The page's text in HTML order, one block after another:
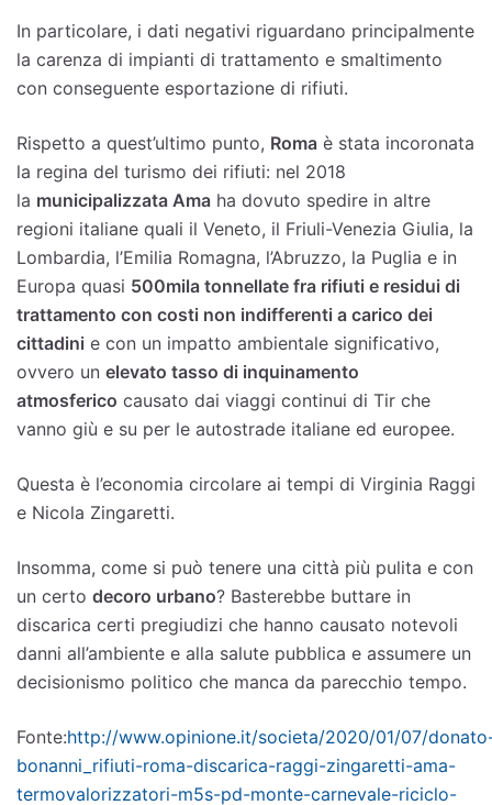
In particolare, i dati negativi riguardano principalmente
la carenza di impianti di trattamento e smaltimento
con conseguente esportazione di rifiuti.
Rispetto a quest’ultimo punto, Roma è stata incoronata
la regina del turismo dei rifiuti: nel 2018
la municipalizzata Ama ha dovuto spedire in altre
regioni italiane quali il Veneto, il Friuli-Venezia Giulia, la
Lombardia, l’Emilia Romagna, l’Abruzzo, la Puglia e in
Europa quasi 500mila tonnellate fra rifiuti e residui di
trattamento con costi non indifferenti a carico dei
cittadini e con un impatto ambientale significativo,
ovvero un elevato tasso di inquinamento
atmosferico causato dai viaggi continui di Tir che
vanno giù e su per le autostrade italiane ed europee.
Questa è l’economia circolare ai tempi di Virginia Raggi
e Nicola Zingaretti.
Insomma, come si può tenere una città più pulita e con
un certo decoro urbano? Basterebbe buttare in
discarica certi pregiudizi che hanno causato notevoli
danni all’ambiente e alla salute pubblica e assumere un
decisionismo politico che manca da parecchio tempo.
Fonte:http://www.opinione.it/societa/2020/01/07/
bonanni_rifiuti-roma-discarica-raggi-zingaretti-ama-
termovalorizzatori-m5s-pd-monte-carnevale-riciclo-